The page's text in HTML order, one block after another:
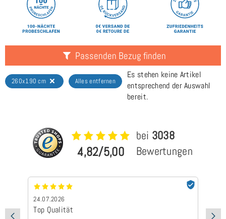
Passenden Bezug finden
260x190 cm Alles entfernen
Es stehen keine Artikel
entsprechend der Auswahl
bereit.
4,82/5,00
bei 3038
Bewertungen
24.07.2026
Top Qualität